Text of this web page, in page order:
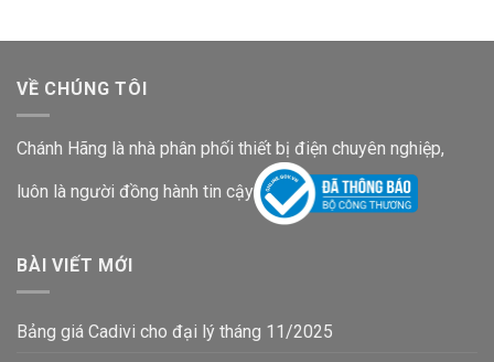
VỀ CHÚNG TÔI
Chánh Hãng là nhà phân phối thiết bị điện chuyên nghiệp,
luôn là người đồng hành tin cậy
BÀI VIẾT MỚI
Bảng giá Cadivi cho đại lý tháng 11/2025